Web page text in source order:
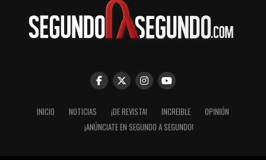
INICIO NOTICIAS ¡DE REVISTA! INCREIBLE
OPINIÓN
¡ANÚNCIATE EN SEGUNDO A SEGUNDO!